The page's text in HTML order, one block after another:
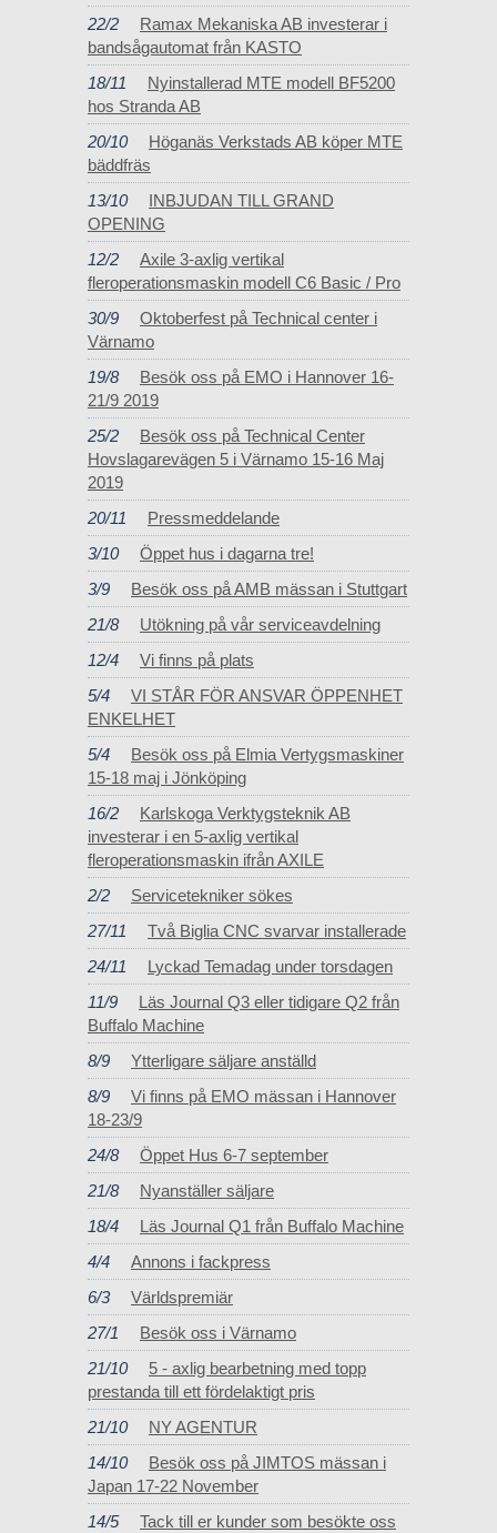
22/2
Ramax Mekaniska AB investerar i
bandsågautomat från KASTO
18/11
Nyinstallerad MTE modell BF5200
hos Stranda AB
20/10
Höganäs Verkstads AB köper MTE
bäddfräs
13/10
INBJUDAN TILL GRAND
OPENING
12/2
Axile 3-axlig vertikal
fleroperationsmaskin modell C6 Basic / Pro
30/9
Oktoberfest på Technical center i
Värnamo
19/8
Besök oss på EMO i Hannover 16-
21/9 2019
25/2
Besök oss på Technical Center
Hovslagarevägen 5 i Värnamo 15-16 Maj
2019
20/11
Pressmeddelande
3/10
Öppet hus i dagarna tre!
3/9
Besök oss på AMB mässan i Stuttgart
21/8
Utökning på vår serviceavdelning
12/4
Vi finns på plats
5/4
VI STÅR FÖR ANSVAR ÖPPENHET
ENKELHET
5/4
Besök oss på Elmia Vertygsmaskiner
15-18 maj i Jönköping
16/2
Karlskoga Verktygsteknik AB
investerar i en 5-axlig vertikal
fleroperationsmaskin ifrån AXILE
2/2
Servicetekniker sökes
27/11
Två Biglia CNC svarvar installerade
24/11
Lyckad Temadag under torsdagen
11/9
Läs Journal Q3 eller tidigare Q2 från
Buffalo Machine
8/9
Ytterligare säljare anställd
8/9
Vi finns på EMO mässan i Hannover
18-23/9
24/8
Öppet Hus 6-7 september
21/8
Nyanställer säljare
18/4
Läs Journal Q1 från Buffalo Machine
4/4
Annons i fackpress
6/3
Världspremiär
27/1
Besök oss i Värnamo
21/10
5 - axlig bearbetning med topp
prestanda till ett fördelaktigt pris
21/10
NY AGENTUR
14/10
Besök oss på JIMTOS mässan i
Japan 17-22 November
14/5
Tack till er kunder som besökte oss